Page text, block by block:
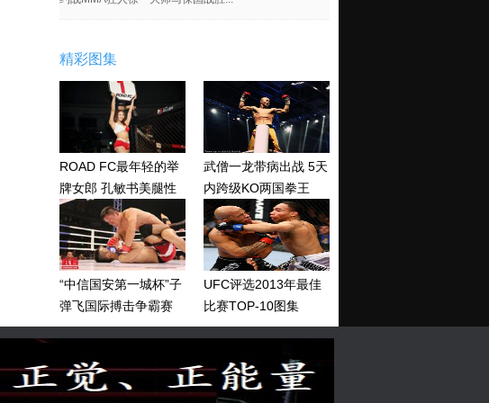
精彩图集
ROAD FC最年轻的举
牌女郎 孔敏书美腿性
感眼神清纯
武僧一龙带病出战 5天
内跨级KO两国拳王
“中信国安第一城杯”子
弹飞国际搏击争霸赛
UFC评选2013年最佳
比赛TOP-10图集